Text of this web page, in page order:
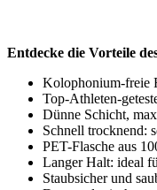
Entdecke die Vorteile
Kolophonium-freie
Top-Athleten-
Dünne Schicht,
Schnell trocknend:
PET-Flasche aus
Langer Halt: ideal
Staubsicher und